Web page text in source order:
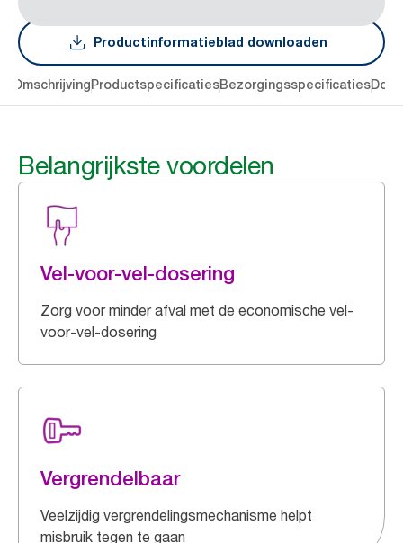
Productinformatieblad downloaden
OmschrijvingProductspecificatiesBezorgingsspecificaties
Belangrijkste voordelen
Vel-voor-vel-dosering
Zorg voor minder afval met de economische vel-
voor-vel-dosering
Vergrendelbaar
Veelzijdig vergrendelingsmechanisme helpt
misbruik tegen te gaan